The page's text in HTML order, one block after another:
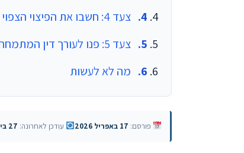
צעד 4: חשבו את הפיצוי הצפוי
צעד 5: פנו לעורך דין המתמחה בתחום
מה לא לעשות
פורסם: 17 באפריל 2026 עודכן לאחרונה: 27 ביולי 2026